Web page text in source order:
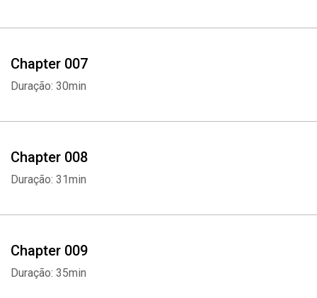
Chapter 007
Duração: 30min
Chapter 008
Duração: 31min
Chapter 009
Duração: 35min